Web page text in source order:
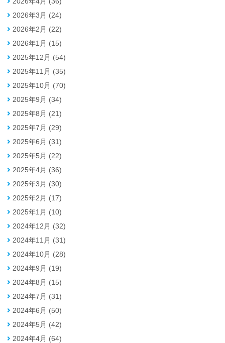
2026年3月 (24)
2026年2月 (22)
2026年1月 (15)
2025年12月 (54)
2025年11月 (35)
2025年10月 (70)
2025年9月 (34)
2025年8月 (21)
2025年7月 (29)
2025年6月 (31)
2025年5月 (22)
2025年4月 (36)
2025年3月 (30)
2025年2月 (17)
2025年1月 (10)
2024年12月 (32)
2024年11月 (31)
2024年10月 (28)
2024年9月 (19)
2024年8月 (15)
2024年7月 (31)
2024年6月 (50)
2024年5月 (42)
2024年4月 (64)